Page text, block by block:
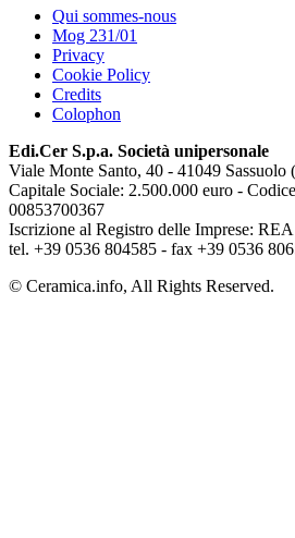
Qui sommes-nous
Mog 231/01
Privacy
Cookie Policy
Credits
Colophon
Edi.Cer S.p.a. Società unipersonale
Viale Monte Santo, 40 - 41049
Capitale Sociale: 2.500.000 euro -
00853700367
Iscrizione al Registro delle Imprese:
tel. +39 0536 804585 - fax +39 0536
© Ceramica.info, All Rights Reserved.